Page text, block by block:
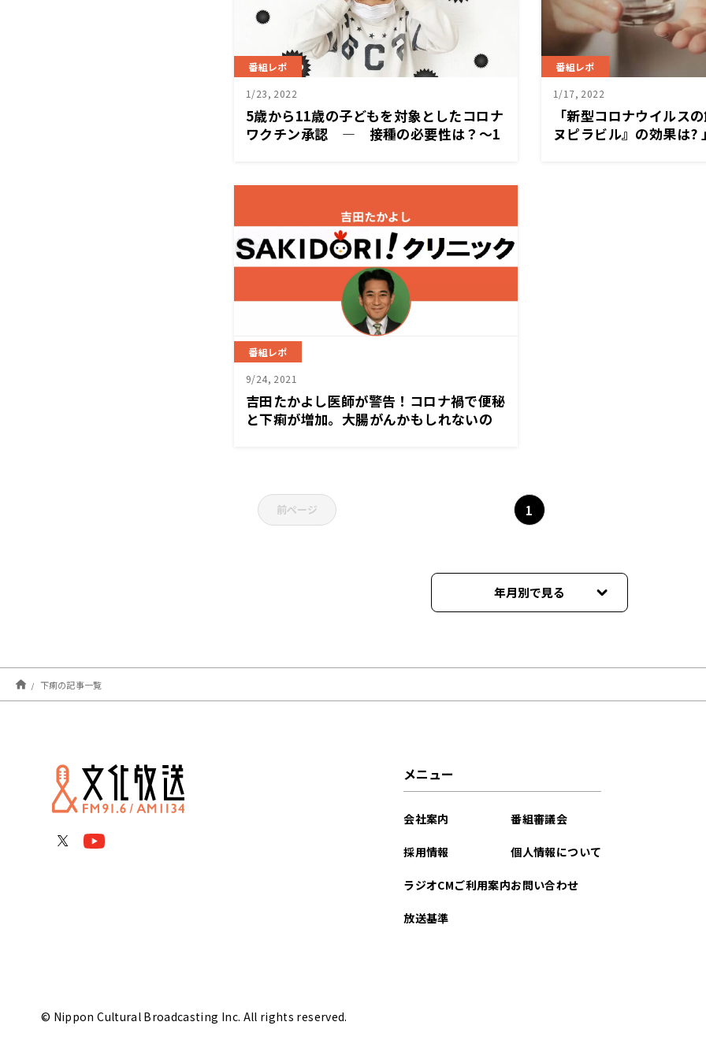
番組レポ
1/23, 2022
5歳から11歳の子どもを対象としたコロナ
ワクチン承認 ― 接種の必要性は？～1
番組レポ
1/17, 2022
「新型コロナウイルス
ヌピラビル』の効果は?
番組レポ
9/24, 2021
吉田たかよし医師が警告！コロナ禍で便秘
と下痢が増加。大腸がんかもしれないの
前ページ 1
年月別で見る
下痢の記事一覧
メニュー
会社案内
採用情報
ラジオCMご利用案内
放送基準
番組審議会
個人情報について
お問い合わせ
© Nippon Cultural Broadcasting Inc. All rights reserved.